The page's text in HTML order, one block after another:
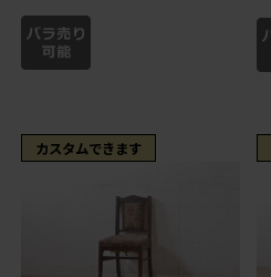
カスタムできます